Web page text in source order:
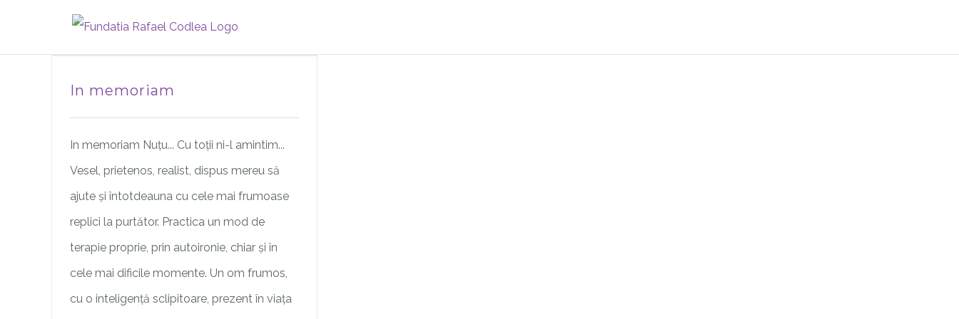
In memoriam
In memoriam Nuțu... Cu toții ni-l amintim...
Vesel, prietenos, realist, dispus mereu să
ajute și întotdeauna cu cele mai frumoase
replici la purtător. Practica un mod de
terapie proprie, prin autoironie, chiar și în
cele mai dificile momente. Un om frumos,
cu o inteligență sclipitoare, prezent în viața